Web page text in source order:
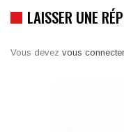
LAISSER UNE
Vous devez vous connecter